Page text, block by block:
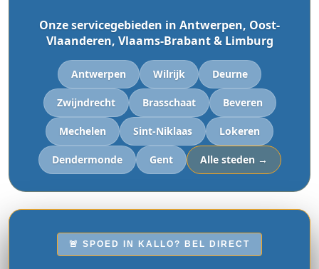
Onze servicegebieden in Antwerpen, Oost-
Vlaanderen, Vlaams-Brabant & Limburg
Antwerpen Wilrijk Deurne
Zwijndrecht Brasschaat Beveren
Mechelen Sint-Niklaas Lokeren
Dendermonde Gent Alle steden →
🚨 SPOED IN KALLO? BEL DIRECT